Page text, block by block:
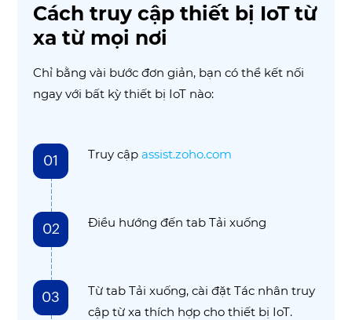
Cách truy cập thiết bị IoT từ
xa từ mọi nơi
Chỉ bằng vài bước đơn giản, bạn có thể kết nối
ngay với bất kỳ thiết bị IoT nào:
01 Truy cậpassist.zoho.com
02 Điều hướng đến tab Tải xuống
03
Từ tab Tải xuống, cài đặt Tác nhân truy
cập từ xa thích hợp cho thiết bị IoT.